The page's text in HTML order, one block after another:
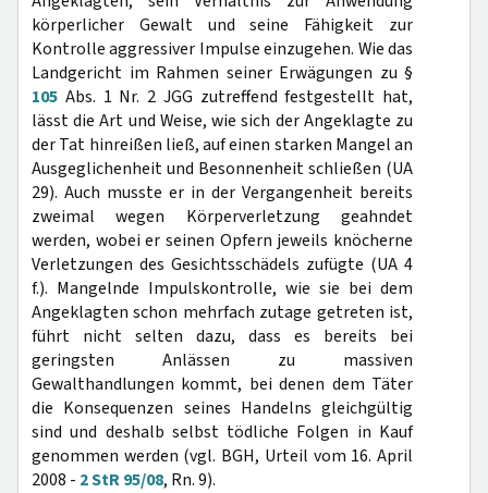
körperlicher Gewalt und seine Fähigkeit zur
Kontrolle aggressiver Impulse einzugehen. Wie das
Landgericht im Rahmen seiner Erwägungen zu §
105 Abs. 1 Nr. 2 JGG zutreffend festgestellt hat,
lässt die Art und Weise, wie sich der Angeklagte zu
der Tat hinreißen ließ, auf einen starken Mangel an
Ausgeglichenheit und Besonnenheit schließen (UA
29). Auch musste er in der Vergangenheit bereits
zweimal wegen Körperverletzung geahndet
werden, wobei er seinen Opfern jeweils knöcherne
Verletzungen des Gesichtsschädels zufügte (UA 4
f.). Mangelnde Impulskontrolle, wie sie bei dem
Angeklagten schon mehrfach zutage getreten ist,
führt nicht selten dazu, dass es bereits bei
geringsten Anlässen zu massiven
Gewalthandlungen kommt, bei denen dem Täter
die Konsequenzen seines Handelns gleichgültig
sind und deshalb selbst tödliche Folgen in Kauf
genommen werden (vgl. BGH, Urteil vom 16. April
2008 - 2 StR 95/08, Rn. 9).